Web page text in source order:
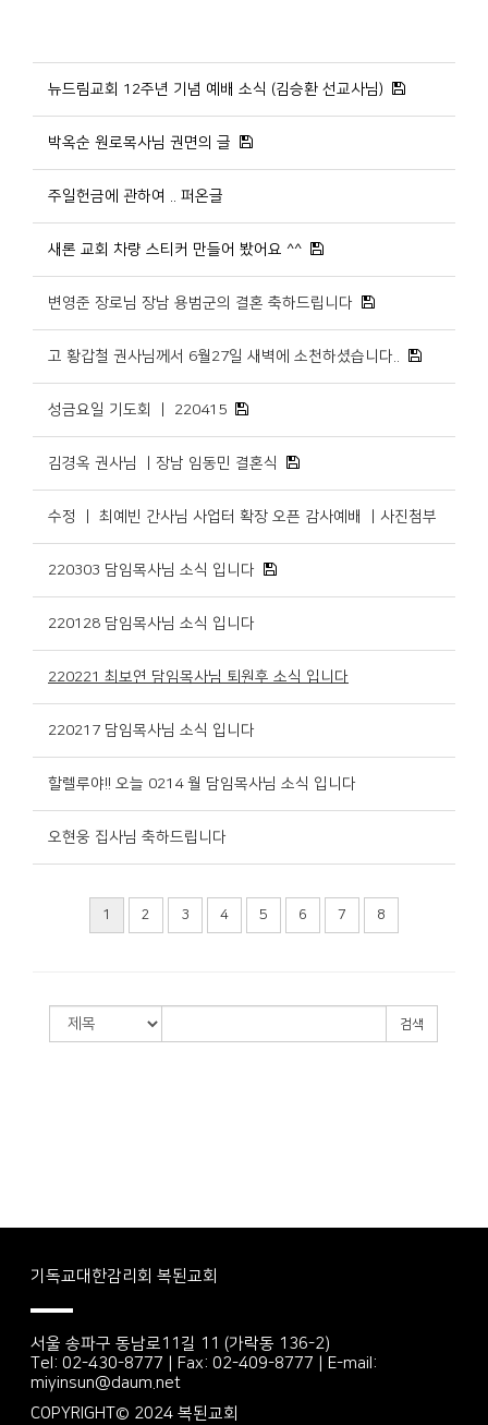
뉴드림교회 12주년 기념 예배 소식 (김승환 선교사님)
박옥순 원로목사님 권면의 글
주일헌금에 관하여 .. 퍼온글
새론 교회 차량 스티커 만들어 봤어요 ^^
변영준 장로님 장남 용범군의 결혼 축하드립니다
고 황갑철 권사님께서 6월27일 새벽에 소천하셨습니다..
성금요일 기도회 ㅣ 220415
김경옥 권사님 ㅣ장남 임동민 결혼식
수정 ㅣ 최예빈 간사님 사업터 확장 오픈 감사예배 ㅣ사진첨부
220303 담임목사님 소식 입니다
220128 담임목사님 소식 입니다
220221 최보연 담임목사님 퇴원후 소식 입니다
220217 담임목사님 소식 입니다
할렐루야!! 오늘 0214 월 담임목사님 소식 입니다
오현웅 집사님 축하드립니다
1 2 3 4 5 6 7 8
검색
기독교대한감리회 복된교회
서울 송파구 동남로11길 11 (가락동 136-2)
Tel: 02-430-8777 | Fax: 02-409-8777 | E-mail:
miyinsun@daum.net
COPYRIGHT© 2024 복된교회